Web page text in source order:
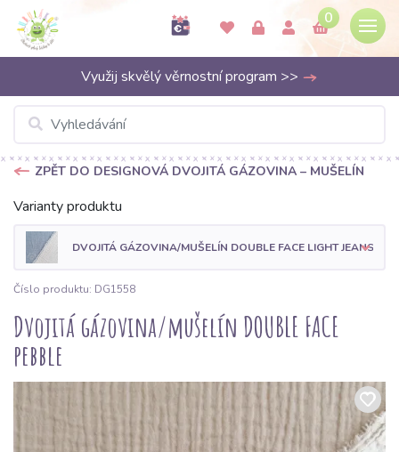
0
Využij skvělý věrnostní program >>
ZPĚT DO DESIGNOVÁ DVOJITÁ GÁZOVINA – MUŠELÍN
Varianty produktu
DVOJITÁ GÁZOVINA/MUŠELÍN DOUBLE FACE LIGHT JEANS
Číslo produktu: DG1558
Dvojitá gázovina/mušelín DOUBLE FACE
pebble